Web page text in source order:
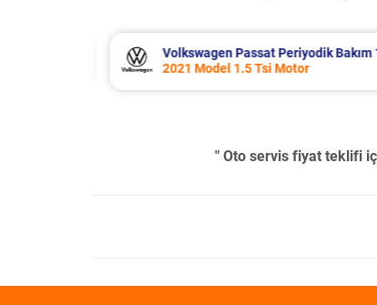
Volkswagen T-Cross Periyodik
2023 Model 1.0 Tsi Motor
" Oto servis fiyat teklifi